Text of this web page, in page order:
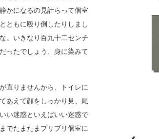
かになるの見計らって個室
ともに殴り倒したりしまし
。いきなり百九十二センチ
ったでしょう、身に染みて
直りませんから、トイレに
あえて顔をしっかり見、尾
い迷惑といえばいい迷惑で
でたまたまブリブリ個室に